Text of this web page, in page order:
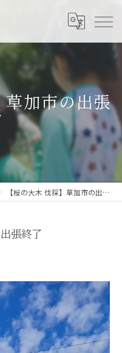
加市の出張
【桜の大木 伐採】草加市の出張終了
張終了